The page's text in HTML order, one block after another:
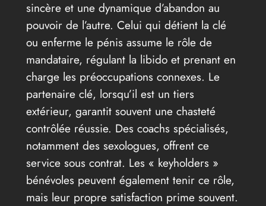
sincère et une dynamique d’abandon au
pouvoir de l’autre. Celui qui détient la clé
ou enferme le pénis assume le rôle de
mandataire, régulant la libido et prenant en
charge les préoccupations connexes. Le
partenaire clé, lorsqu’il est un tiers
extérieur, garantit souvent une chasteté
contrôlée réussie. Des coachs spécialisés,
notamment des sexologues, offrent ce
service sous contrat. Les « keyholders »
bénévoles peuvent également tenir ce rôle,
mais leur propre satisfaction prime souvent.